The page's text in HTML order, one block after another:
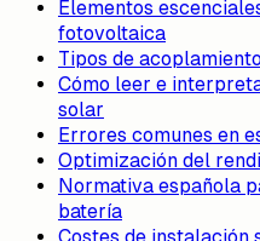
Elementos
fotovoltaica
Tipos de
Cómo leer e
solar
Errores comunes en
Optimización del
Normativa española
batería
Costes de instalación